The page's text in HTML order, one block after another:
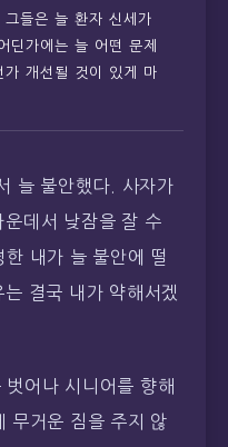
들은 늘 환자 신세가
딘가에는 늘 어떤 문제
개선될 것이 있게 마
늘 불안했다. 사자가
운데서 낮잠을 잘 수
내가 늘 불안에 떨
결국 내가 약해서겠
어나 시니어를 향해
무거운 짐을 주지 않